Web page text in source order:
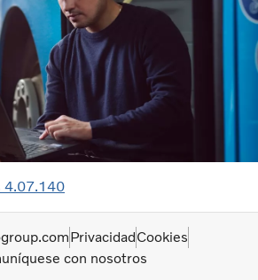
4.07.140
PrivacidadCookies
con nosotros